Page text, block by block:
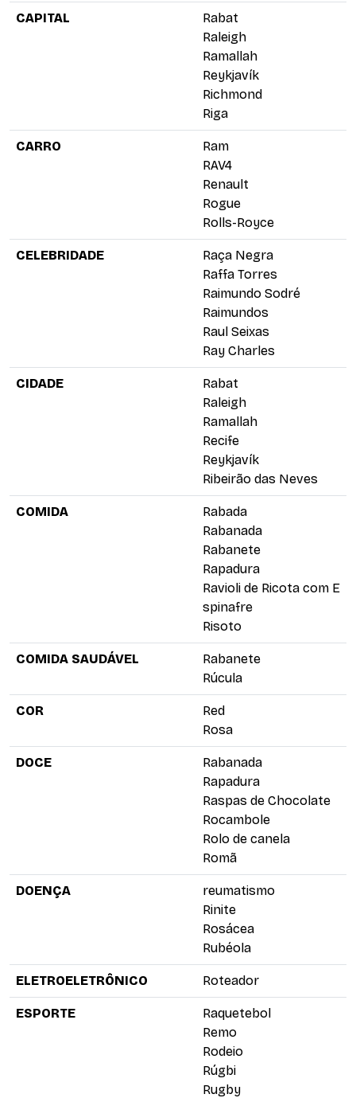
CAPITAL
Rabat
Raleigh
Ramallah
Reykjavík
Richmond
Riga
CARRO
Ram
RAV4
Renault
Rogue
Rolls-Royce
CELEBRIDADE
Raça Negra
Raffa Torres
Raimundo Sodré
Raimundos
Raul Seixas
Ray Charles
CIDADE
Rabat
Raleigh
Ramallah
Recife
Reykjavík
Ribeirão das Neves
COMIDA
Rabada
Rabanada
Rabanete
Rapadura
Ravioli de Ricota com E
spinafre
Risoto
COMIDA SAUDÁVEL
Rabanete
Rúcula
COR
Red
Rosa
DOCE
Rabanada
Rapadura
Raspas de Chocolate
Rocambole
Rolo de canela
Romã
DOENÇA
reumatismo
Rinite
Rosácea
Rubéola
ELETROELETRÔNICO Roteador
ESPORTE
Raquetebol
Remo
Rodeio
Rúgbi
Rugby